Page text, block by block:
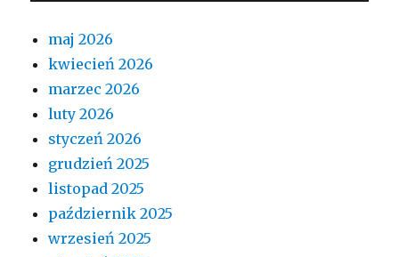
maj 2026
kwiecień 2026
marzec 2026
luty 2026
styczeń 2026
grudzień 2025
listopad 2025
październik 2025
wrzesień 2025